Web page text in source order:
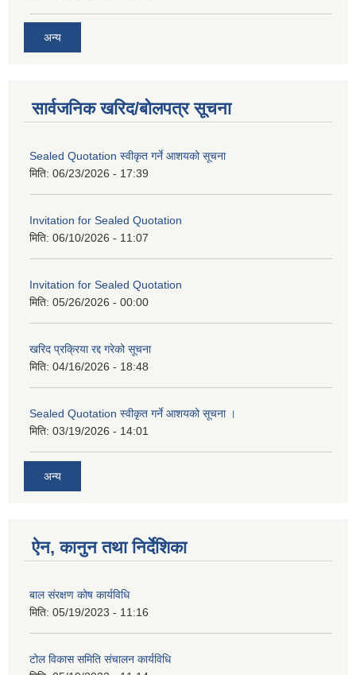
अन्य
सार्वजनिक खरिद/बोलपत्र सूचना
Sealed Quotation स्वीकृत गर्ने आशयको सूचना
मिति: 06/23/2026 - 17:39
Invitation for Sealed Quotation
मिति: 06/10/2026 - 11:07
Invitation for Sealed Quotation
मिति: 05/26/2026 - 00:00
खरिद प्रक्रिया रद्द गरेको सूचना
मिति: 04/16/2026 - 18:48
Sealed Quotation स्वीकृत गर्ने आशयको सूचना ।
मिति: 03/19/2026 - 14:01
अन्य
ऐन, कानुन तथा निर्देशिका
बाल संरक्षण कोष कार्यविधि
मिति: 05/19/2023 - 11:16
टोल विकास समिति संचालन कार्यविधि